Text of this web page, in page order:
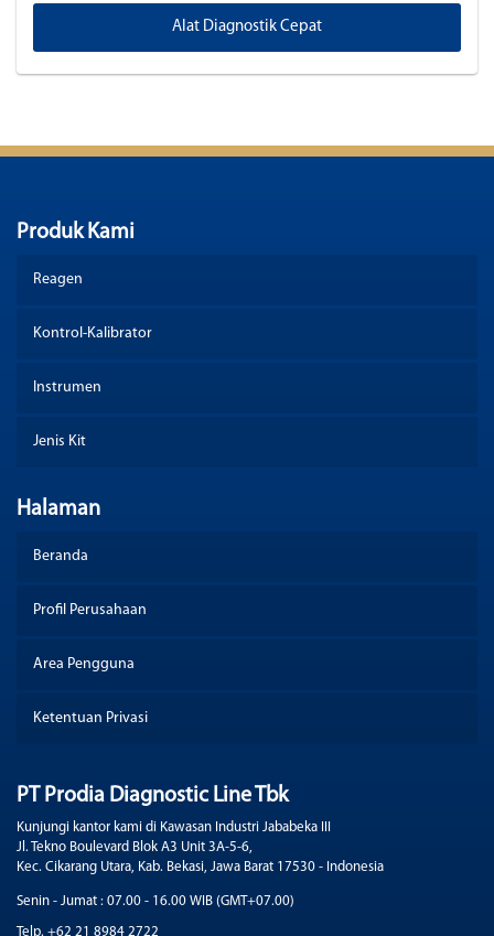
Alat Diagnostik Cepat
Produk Kami
Reagen
Kontrol-Kalibrator
Instrumen
Jenis Kit
Halaman
Beranda
Profil Perusahaan
Area Pengguna
Ketentuan Privasi
PT Prodia Diagnostic Line Tbk
Kunjungi kantor kami di Kawasan Industri Jababeka III
Jl. Tekno Boulevard Blok A3 Unit 3A-5-6,
Kec. Cikarang Utara, Kab. Bekasi, Jawa Barat 17530 - Indonesia
Senin - Jumat : 07.00 - 16.00 WIB (GMT+07.00)
Telp. +62 21 8984 2722